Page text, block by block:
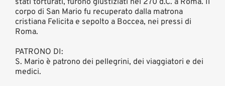
corpo di San Mario fu recuperato dalla matrona
cristiana Felicita e sepolto a Boccea, nei pressi di
Roma.
PATRONO DI:
S. Mario è patrono dei pellegrini, dei viaggiatori e dei
medici.